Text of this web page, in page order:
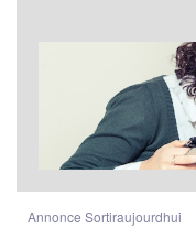
Annonce Sortiraujourdhui